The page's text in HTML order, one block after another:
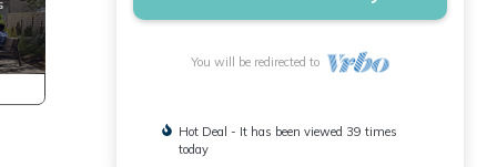
You will be redirected to
Hot Deal - It has been viewed 39 times
today